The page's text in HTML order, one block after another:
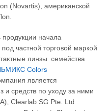
(Novartis), американской
начала
частной торговой маркой
линзы семейства
Colors
является
и средств по уходу за ними
Clearlab SG Pte. Ltd